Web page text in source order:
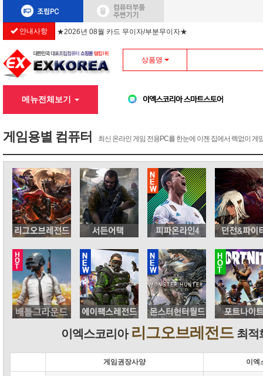
안내사항 ★2026년 08월 카드 무이자/부분무이자★
상품명
메뉴전체보기
게임용별 컴퓨터 최신 온라인 게임 전용PC를 한눈에 이젠 집에서 렉없이 게
이엑스코리아 리그오브레전드 최적
게임권장사양 이엑